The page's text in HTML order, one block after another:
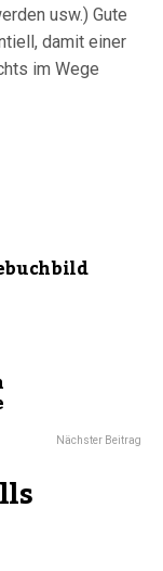
usw.) Gute
damit einer
im Wege
Nächster Beitrag